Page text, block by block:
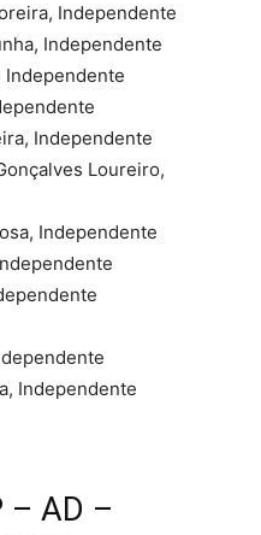
Independente
Independente
Independente
Loureiro,
Independente
Independente
– AD –